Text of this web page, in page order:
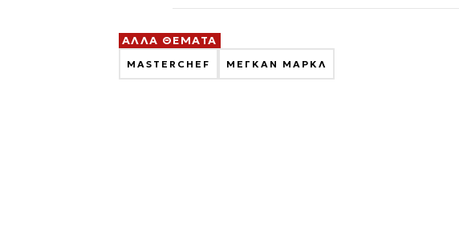
ΑΛΛΑ ΘΕΜΑΤΑ
MASTERCHEF ΜΕΓΚΑΝ ΜΑΡΚΛ